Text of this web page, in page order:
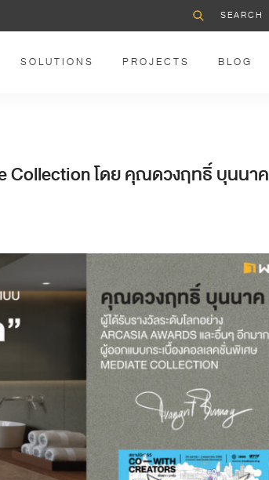
SOLUTIONS PROJECTS BLOG
Collection โดย คุณดวงฤทธิ์ บุนนาค